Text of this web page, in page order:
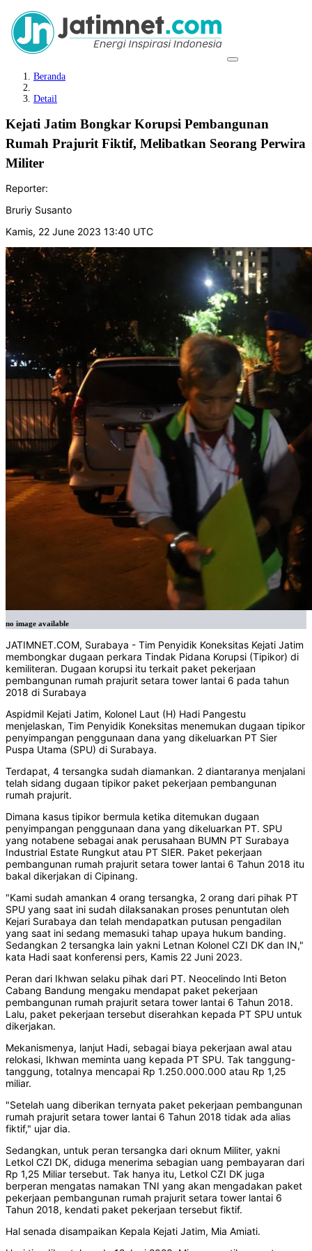
Beranda
Detail
Kejati Jatim Bongkar Korupsi Pembangunan
Rumah Prajurit Fiktif, Melibatkan Seorang Perwira
Militer
Reporter:
Bruriy Susanto
Kamis, 22 June 2023 13:40 UTC
no image available
JATIMNET.COM, Surabaya - Tim Penyidik Koneksitas Kejati Jatim
membongkar dugaan perkara Tindak Pidana Korupsi (Tipikor) di
kemiliteran. Dugaan korupsi itu terkait paket pekerjaan
pembangunan rumah prajurit setara tower lantai 6 pada tahun
2018 di Surabaya
Aspidmil Kejati Jatim, Kolonel Laut (H) Hadi Pangestu
menjelaskan, Tim Penyidik Koneksitas menemukan dugaan tipikor
penyimpangan penggunaan dana yang dikeluarkan PT Sier
Puspa Utama (SPU) di Surabaya.
Terdapat, 4 tersangka sudah diamankan. 2 diantaranya menjalani
telah sidang dugaan tipikor paket pekerjaan pembangunan
rumah prajurit.
Dimana kasus tipikor bermula ketika ditemukan dugaan
penyimpangan penggunaan dana yang dikeluarkan PT. SPU
yang notabene sebagai anak perusahaan BUMN PT Surabaya
Industrial Estate Rungkut atau PT SIER. Paket pekerjaan
pembangunan rumah prajurit setara tower lantai 6 Tahun 2018 itu
bakal dikerjakan di Cipinang.
"Kami sudah amankan 4 orang tersangka, 2 orang dari pihak PT
SPU yang saat ini sudah dilaksanakan proses penuntutan oleh
Kejari Surabaya dan telah mendapatkan putusan pengadilan
yang saat ini sedang memasuki tahap upaya hukum banding.
Sedangkan 2 tersangka lain yakni Letnan Kolonel CZI DK dan IN,"
kata Hadi saat konferensi pers, Kamis 22 Juni 2023.
Peran dari Ikhwan selaku pihak dari PT. Neocelindo Inti Beton
Cabang Bandung mengaku mendapat paket pekerjaan
pembangunan rumah prajurit setara tower lantai 6 Tahun 2018.
Lalu, paket pekerjaan tersebut diserahkan kepada PT SPU untuk
dikerjakan.
Mekanismenya, lanjut Hadi, sebagai biaya pekerjaan awal atau
relokasi, Ikhwan meminta uang kepada PT SPU. Tak tanggung-
tanggung, totalnya mencapai Rp 1.250.000.000 atau Rp 1,25
miliar.
"Setelah uang diberikan ternyata paket pekerjaan pembangunan
rumah prajurit setara tower lantai 6 Tahun 2018 tidak ada alias
fiktif," ujar dia.
Sedangkan, untuk peran tersangka dari oknum Militer, yakni
Letkol CZI DK, diduga menerima sebagian uang pembayaran dari
Rp 1,25 Miliar tersebut. Tak hanya itu, Letkol CZI DK juga
berperan mengatas namakan TNI yang akan mengadakan paket
pekerjaan pembangunan rumah prajurit setara tower lantai 6
Tahun 2018, kendati paket pekerjaan tersebut fiktif.
Hal senada disampaikan Kepala Kejati Jatim, Mia Amiati.